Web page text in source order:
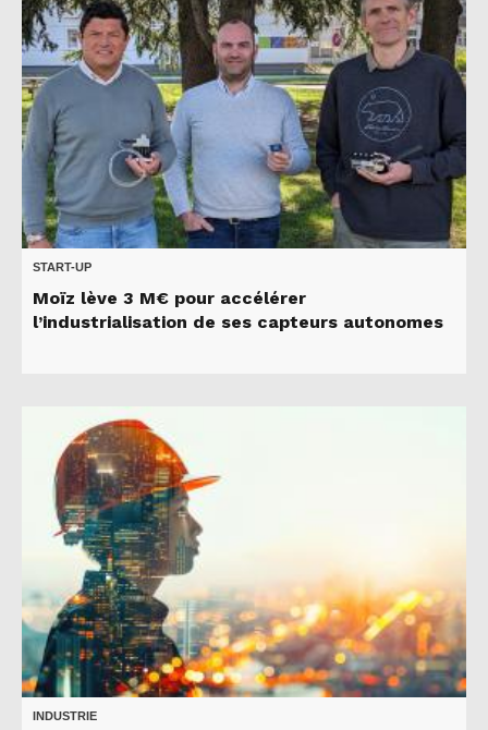
START-UP
Moïz lève 3 M€ pour accélérer
l’industrialisation de ses capteurs autonomes
INDUSTRIE